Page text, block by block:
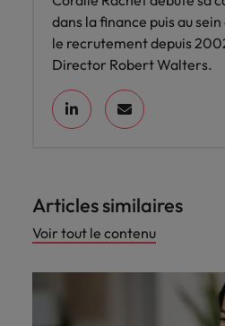
dans la finance puis au sein
le recrutement depuis
Director Robert Walters.
Articles similaires
Voir tout le contenu